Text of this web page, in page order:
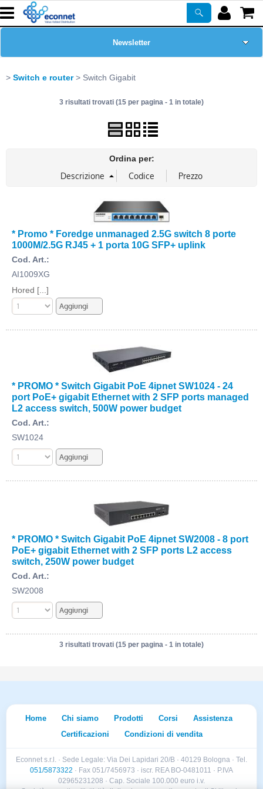
Chi siamo
Prodotti
Corsi
Newsletter
Switch e router Switch Gigabit
3 risultati trovati (15 per pagina - 1 in totale)
Ordina per:
* Promo * Foredge unmanaged 2.5G switch 8 porte
1000M/2.5G RJ45 + 1 porta 10G SFP+ uplink
Cod. Art.:
AI1009XG
Hored [...]
* PROMO * Switch Gigabit PoE 4ipnet SW1024 - 24
port PoE+ gigabit Ethernet with 2 SFP ports managed
L2 access switch, 500W power budget
Cod. Art.:
SW1024
* PROMO * Switch Gigabit PoE 4ipnet SW2008 - 8 port
PoE+ gigabit Ethernet with 2 SFP ports L2 access
switch, 250W power budget
Cod. Art.:
SW2008
3 risultati trovati (15 per pagina - 1 in totale)
Home Chi siamo Prodotti Corsi
Assistenza
Certificazioni
Condizioni di vendita
Econnet s.r.l. · Sede Legale: Via Dei Lapidari 20/B · 40129 Bologna · Tel.
051/5873322 · Fax 051/7456973 · iscr. REA BO-0481011 · P.IVA
02965231208 · Cap. Sociale 100.000 euro i.v.